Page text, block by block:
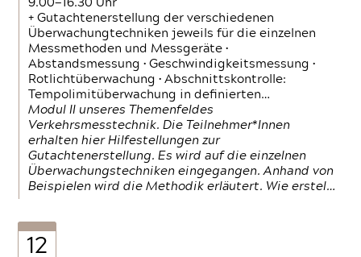
9.00—16.30 Uhr
+ Gutachtenerstellung der verschiedenen
Überwachungtechniken jeweils für die einzelnen
Messmethoden und Messgeräte •
Abstandsmessung • Geschwindigkeitsmessung •
Rotlichtüberwachung • Abschnittskontrolle:
Tempolimitüberwachung in definierten…
Modul II unseres Themenfeldes
Verkehrsmesstechnik. Die Teilnehmer*Innen
erhalten hier Hilfestellungen zur
Gutachtenerstellung. Es wird auf die einzelnen
Überwachungstechniken eingegangen. Anhand von
Beispielen wird die Methodik erläutert. Wie erstel…
12